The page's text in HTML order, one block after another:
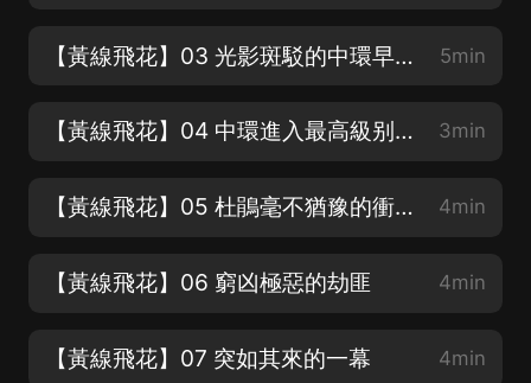
【黃線飛花】03 光影斑駁的中環早晨 5min
【黃線飛花】04 中環進入最高級别的緊急戒嚴狀態 3min
【黃線飛花】05 杜鵑毫不猶豫的衝進現場 4min
【黃線飛花】06 窮凶極惡的劫匪 4min
【黃線飛花】07 突如其來的一幕 4min